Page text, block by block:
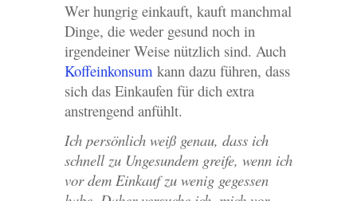
Wer hungrig einkauft, kauft manchmal
Dinge, die weder gesund noch in
irgendeiner Weise nützlich sind. Auch
Koffeinkonsumkann dazu führen, dass
sich das Einkaufen für dich extra
anstrengend anfühlt.
Ich persönlich weiß genau, dass ich
schnell zu Ungesundem greife, wenn ich
vor dem Einkauf zu wenig gegessen